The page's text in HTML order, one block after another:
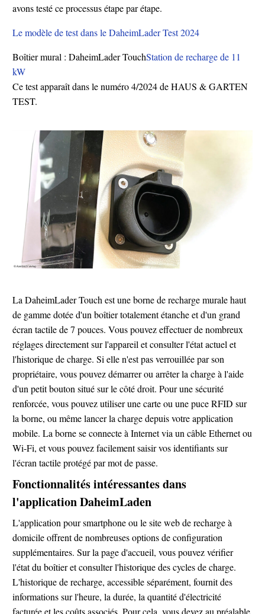
avons testé ce processus étape par étape.
Le modèle de test dans le DaheimLader Test 2024
Boîtier mural : DaheimLader TouchStation de recharge de 11
kW
Ce test apparaît dans le numéro 4/2024 de HAUS & GARTEN
TEST.
La DaheimLader Touch est une borne de recharge murale haut
de gamme dotée d'un boîtier totalement étanche et d'un grand
écran tactile de 7 pouces. Vous pouvez effectuer de nombreux
réglages directement sur l'appareil et consulter l'état actuel et
l'historique de charge. Si elle n'est pas verrouillée par son
propriétaire, vous pouvez démarrer ou arrêter la charge à l'aide
d'un petit bouton situé sur le côté droit. Pour une sécurité
renforcée, vous pouvez utiliser une carte ou une puce RFID sur
la borne, ou même lancer la charge depuis votre application
mobile. La borne se connecte à Internet via un câble Ethernet ou
Wi-Fi, et vous pouvez facilement saisir vos identifiants sur
l'écran tactile protégé par mot de passe.
Fonctionnalités intéressantes dans
l'application DaheimLaden
L'application pour smartphone ou le site web de recharge à
domicile offrent de nombreuses options de configuration
supplémentaires. Sur la page d'accueil, vous pouvez vérifier
l'état du boîtier et consulter l'historique des cycles de charge.
L'historique de recharge, accessible séparément, fournit des
informations sur l'heure, la durée, la quantité d'électricité
facturée et les coûts associés. Pour cela, vous devez au préalable